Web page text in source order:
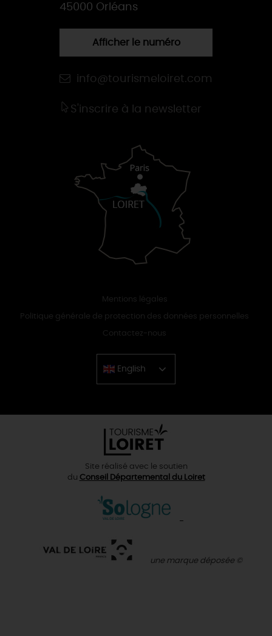
45000 Orléans
Afficher le numéro
info@tourismeloiret.com
S'inscrire à la newsletter
Mentions légales
Politique générale de protection des données personnelles
Contactez-nous
English
Chinese
Site réalisé avec le soutien
du Conseil Départemental du Loiret
une marque déposée ©